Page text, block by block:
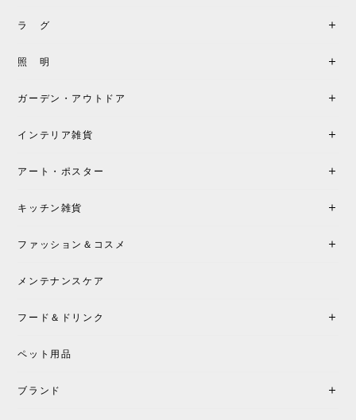
ラ グ
照 明
ガーデン・アウトドア
インテリア雑貨
アート・ポスター
キッチン雑貨
ファッション＆コスメ
メンテナンスケア
フード＆ドリンク
ペット用品
ブランド